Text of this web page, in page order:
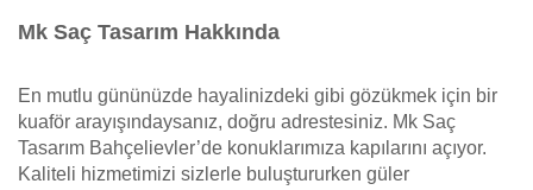
Mk Saç Tasarım Hakkında
En mutlu gününüzde hayalinizdeki gibi gözükmek için bir
kuaför arayışındaysanız, doğru adrestesiniz. Mk Saç
Tasarım Bahçelievler’de konuklarımıza kapılarını açıyor.
Kaliteli hizmetimizi sizlerle buluştururken güler